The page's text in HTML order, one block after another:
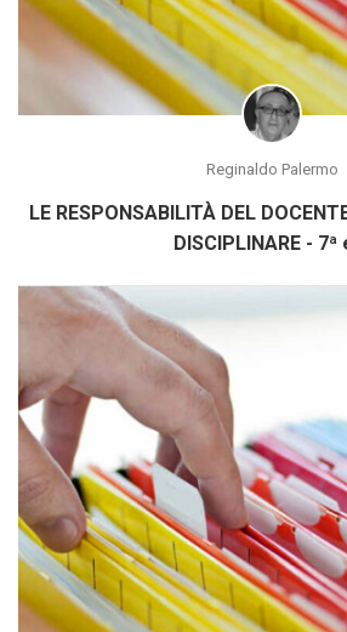
Reginaldo Palermo
LE RESPONSABILITÀ DEL
DISCIPLINARE - 7ª